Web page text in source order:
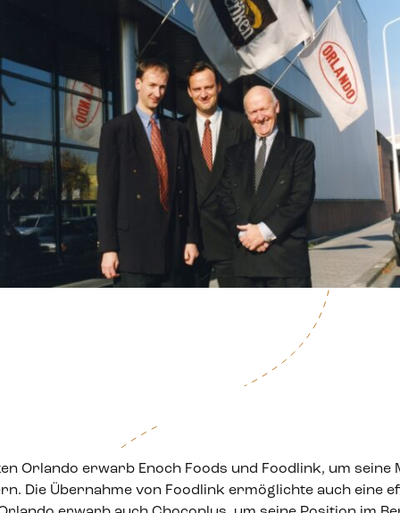
Orlando erwarb Enoch Foods und Foodlink, um seine
Die Übernahme von Foodlink ermöglichte auch eine